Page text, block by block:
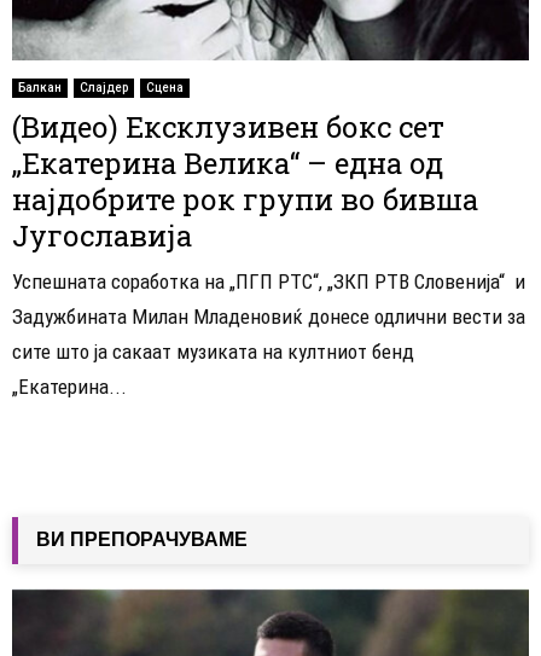
Балкан Слајдер Сцена
(Видео) Ексклузивен бокс сет
„Екатерина Велика“ – една од
најдобрите рок групи во бивша
Југославија
Успешната соработка на „ПГП РТС“, „ЗКП РТВ Словенија“ и
Задужбината Милан Младеновиќ донесе одлични вести за
сите што ја сакаат музиката на култниот бенд
„Екатерина...
ВИ ПРЕПОРАЧУВАМЕ